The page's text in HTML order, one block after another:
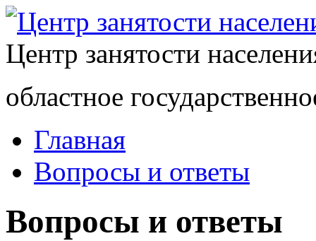
Центр занятости
областное
Главная
Вопросы и ответы
Вопросы и ответы